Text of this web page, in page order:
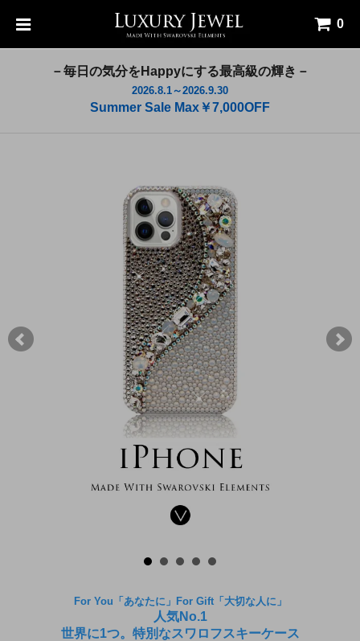
0
－毎日の気分をHappyにする最高級の輝き－
2026.8.1～2026.9.30
Summer Sale Max￥7,000OFF
For You「あなたに」For Gift「大切な人に」
人気No.1
世界に1つ。特別なスワロフスキーケース